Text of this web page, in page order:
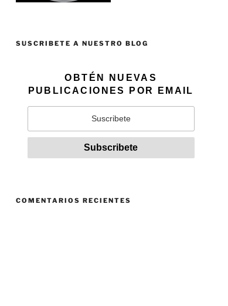
SUSCRIBETE A NUESTRO BLOG
OBTÉN NUEVAS
PUBLICACIONES POR EMAIL
COMENTARIOS RECIENTES